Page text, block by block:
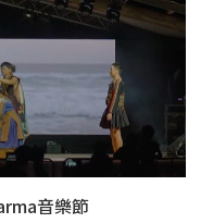
音樂節